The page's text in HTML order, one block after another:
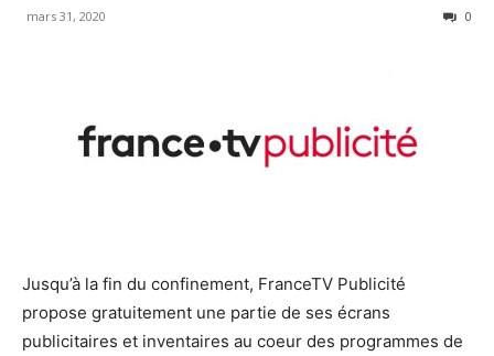
mars 31, 2020 0
Jusqu’à la fin du confinement, FranceTV Publicité
propose gratuitement une partie de ses écrans
publicitaires et inventaires au coeur des programmes de